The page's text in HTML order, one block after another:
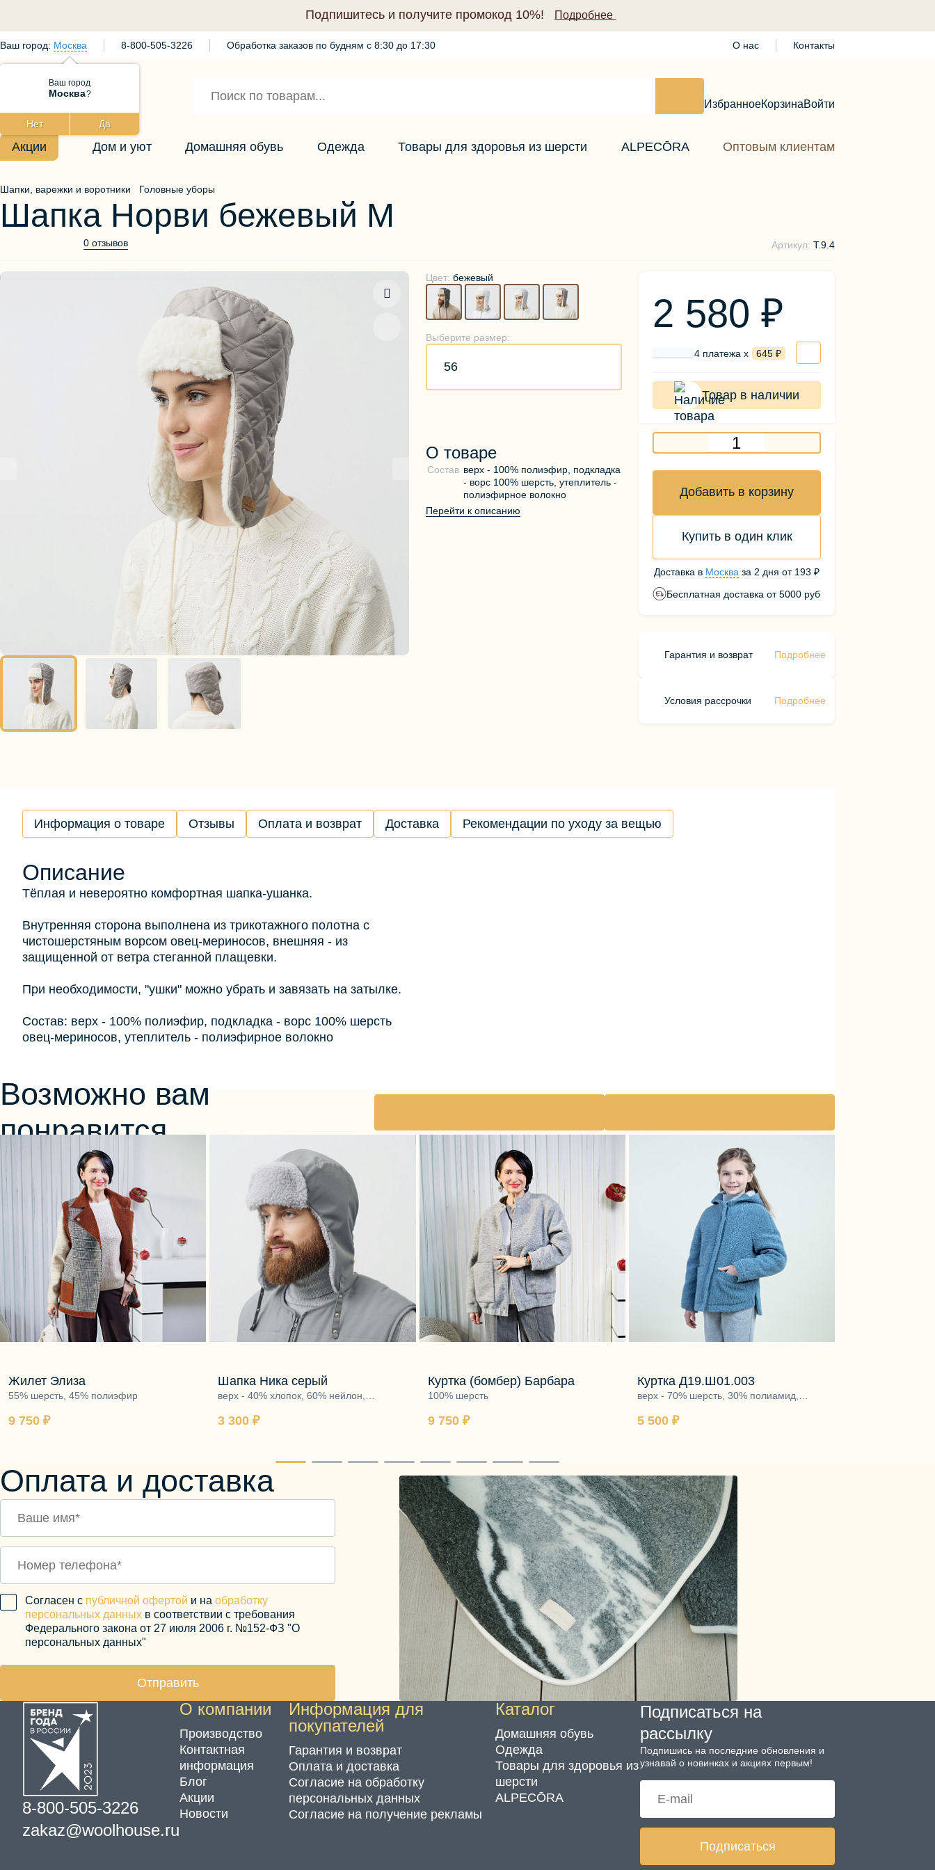
Подпишитесь и получите промокод 10%! Подробнее
Ваш город: Москва
Ваш город
Москва?
Нет Да
8-800-505-3226 Обработка заказов по будням с 8:30 до 17:30 О нас Контакты
ИзбранноеКорзинаВойти
Акции Дом и уют Домашняя обувь Одежда Товары для здоровья из шерсти ALPECŌRA Оптовым клиентам
Шапки, варежки и воротники Головные уборы
Шапка Норви бежевый М
0 отзывов Артикул: Т.9.4
Цвет: бежевый
Выберите размер:
56
О товаре
Состав верх - 100% полиэфир, подкладка
- ворс 100% шерсть, утеплитель -
полиэфирное волокно
Перейти к описанию
2 580 ₽
4 платежа х 645 ₽
Товар в наличии
Добавить в корзину
Купить в один клик
Доставка в Москва за 2 дня от 193 ₽
Бесплатная доставка от 5000 руб
Гарантия и возврат Подробнее
Условия рассрочки Подробнее
Информация о товаре Отзывы Оплата и возврат Доставка Рекомендации по уходу за вещью
Описание
Тёплая и невероятно комфортная шапка-ушанка.
Внутренняя сторона выполнена из трикотажного полотна с
чистошерстяным ворсом овец-мериносов, внешняя - из
защищенной от ветра стеганной плащевки.
При необходимости, "ушки" можно убрать и завязать на затылке.
Состав: верх - 100% полиэфир, подкладка - ворс 100% шерсть
овец-мериносов, утеплитель - полиэфирное волокно
Возможно вам
понравится
9 750 ₽
Жилет Элиза
55% шерсть, 45% полиэфир
3 300 ₽
Шапка Ника серый
верх - 40% хлопок, 60% нейлон,
9 750 ₽
Куртка (бомбер) Барбара
100% шерсть
5 500 ₽
Куртка Д19.Ш01.003
верх - 70% шерсть, 30% полиамид,
70% шерсть, 30% виско
Оплата и доставка
Согласен с публичной офертой и на обработку
персональных данных в соответствии с требования
Федерального закона от 27 июля 2006 г. №152-ФЗ "О
персональных данных"
Отправить
8-800-505-3226
zakaz@woolhouse.ru
О компании
Производство
Контактная
информация
Блог
Акции
Новости
Информация для
покупателей
Гарантия и возврат
Оплата и доставка
Согласие на обработку
персональных данных
Согласие на получение рекламы
Каталог
Домашняя обувь
Одежда
Товары для здоровья из
шерсти
ALPECŌRA
Подписаться на
рассылку
Подпишись на последние обновления и
узнавай о новинках и акциях первым!
Подписаться